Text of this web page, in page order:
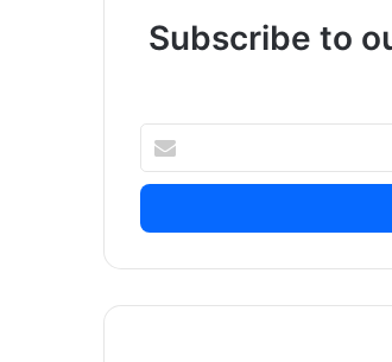
Subscribe to
your
Email